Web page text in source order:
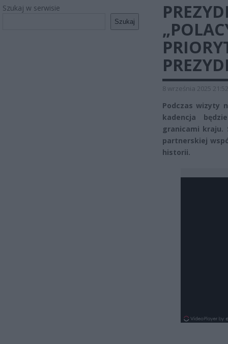
Szukaj w serwisie
Szukaj
8 września 2025 21:52
Podczas wizyty
kadencja
granicami kraju.
partnerskiej
historii.